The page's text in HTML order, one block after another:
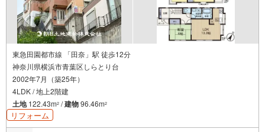
東急田園都市線 「田奈」駅 徒歩12分
神奈川県横浜市青葉区しらとり台
2002年7月（築25年）
4LDK / 地上2階建
土地122.43m2 /建物96.46m2
リフォーム